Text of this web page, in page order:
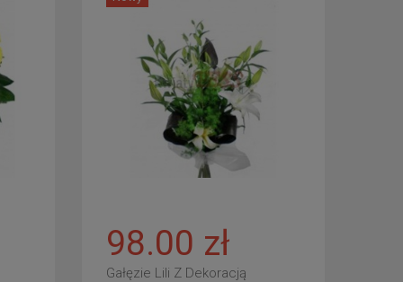
98.00 zł
Gałęzie Lili Z Dekoracją